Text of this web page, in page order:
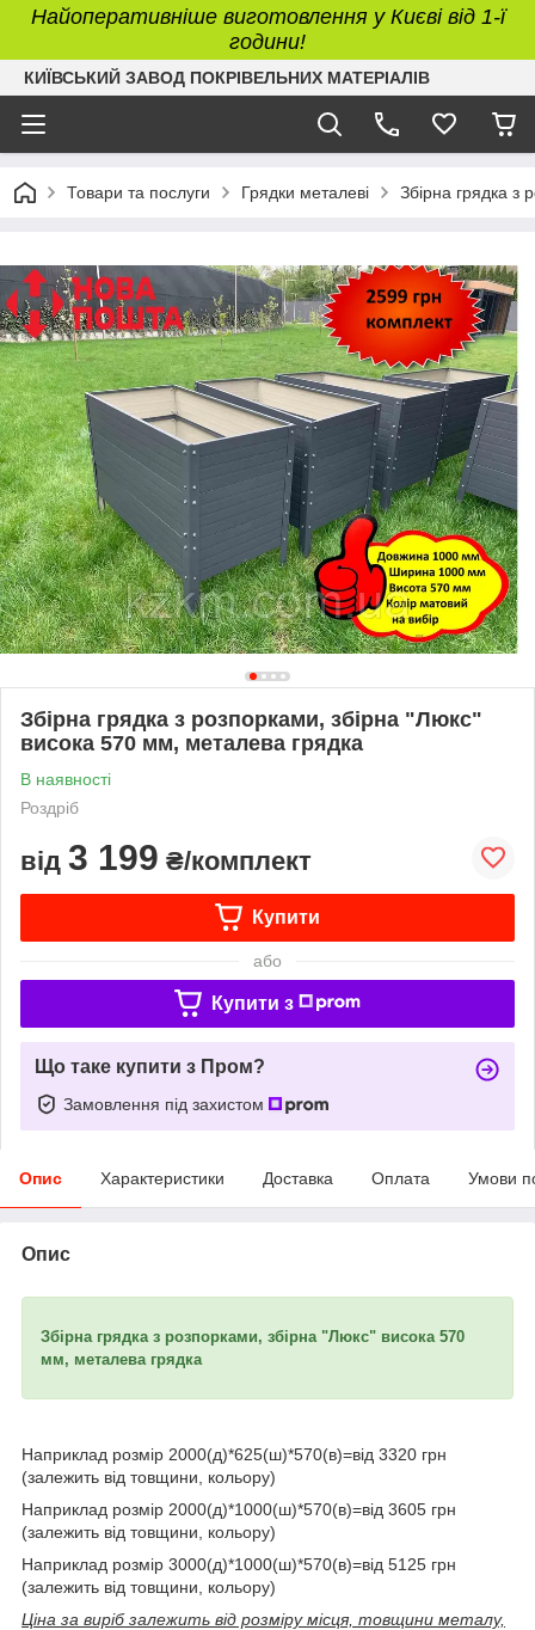
Найоперативніше виготовлення у Києві від 1-ї
години!
КИЇВСЬКИЙ ЗАВОД ПОКРІВЕЛЬНИХ МАТЕРІАЛІВ
Товари та послуги Грядки металеві Збірна грядка з
Збірна грядка з розпорками, збірна "Люкс"
висока 570 мм, металева грядка
В наявності
Роздріб
від 3 199 ₴/комплект
Купити
або
Купити з
Що таке купити з Пром?
Замовлення під захистом
Опис Характеристики Доставка Оплата Умови
Опис
Збірна грядка з розпорками, збірна "Люкс" висока 570
мм, металева грядка
Наприклад розмір 2000(д)*625(ш)*570(в)=від 3320 грн
(залежить від товщини, кольору)
Наприклад розмір 2000(д)*1000(ш)*570(в)=від 3605 грн
(залежить від товщини, кольору)
Наприклад розмір 3000(д)*1000(ш)*570(в)=від 5125 грн
(залежить від товщини, кольору)
Ціна за виріб залежить від розміру місця, товщини металу,